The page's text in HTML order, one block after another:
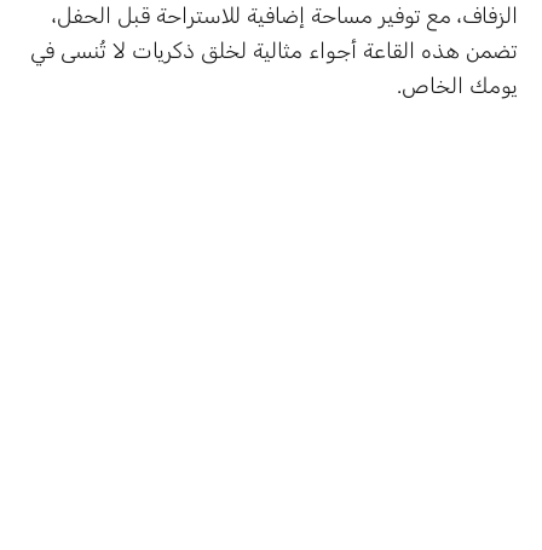
الزفاف، مع توفير مساحة إضافية للاستراحة قبل الحفل،
تضمن هذه القاعة أجواء مثالية لخلق ذكريات لا تُنسى في
يومك الخاص.